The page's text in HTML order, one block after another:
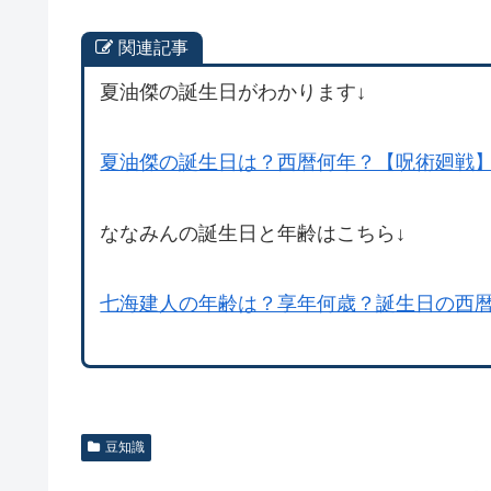
関連記事
夏油傑の誕生日がわかります↓
夏油傑の誕生日は？西暦何年？【呪術廻戦】
ななみんの誕生日と年齢はこちら↓
七海建人の年齢は？享年何歳？誕生日の西
豆知識